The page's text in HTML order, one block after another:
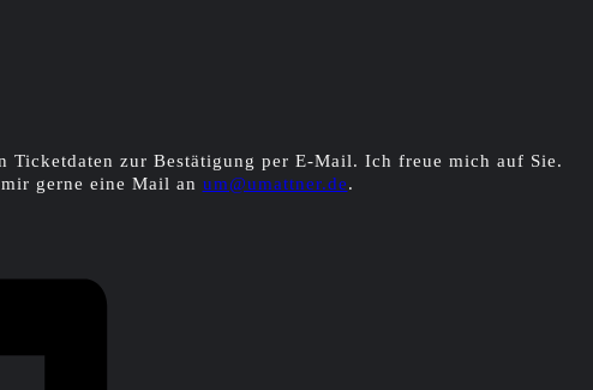
zur Bestätigung per E-Mail. Ich freue mich auf Sie.
gerne eine Mail an um@umattner.de.